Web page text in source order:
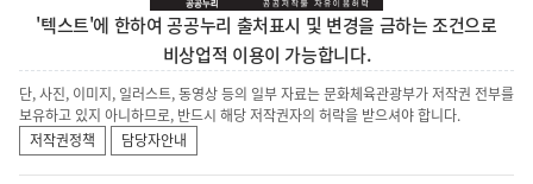
'텍스트'에 한하여 공공누리 출처표시 및 변경을 금하는 조건으로
비상업적 이용이 가능합니다.
단, 사진, 이미지, 일러스트, 동영상 등의 일부 자료는 문화체육관광부가 저작권 전부를
보유하고 있지 아니하므로, 반드시 해당 저작권자의 허락을 받으셔야 합니다.
저작권정책
담당자안내